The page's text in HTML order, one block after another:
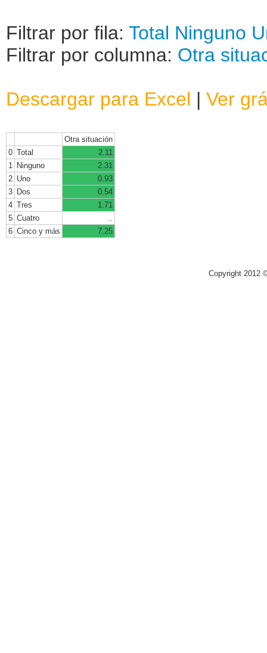
Filtrar por fila: Total Ninguno
Filtrar por columna: Otra
Descargar para Excel | Ver
Otra situación
0 Total
2.11
1
Ninguno
2.31
2 Uno
0.93
3 Dos
0.54
4 Tres
1.71
5 Cuatro
6 Cinco y más 7.25
Copyright 2012